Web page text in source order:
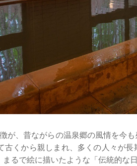
が、昔ながらの温泉郷の風情を今
くから親しまれ、多くの人々が
るで絵に描いたような「伝統的な